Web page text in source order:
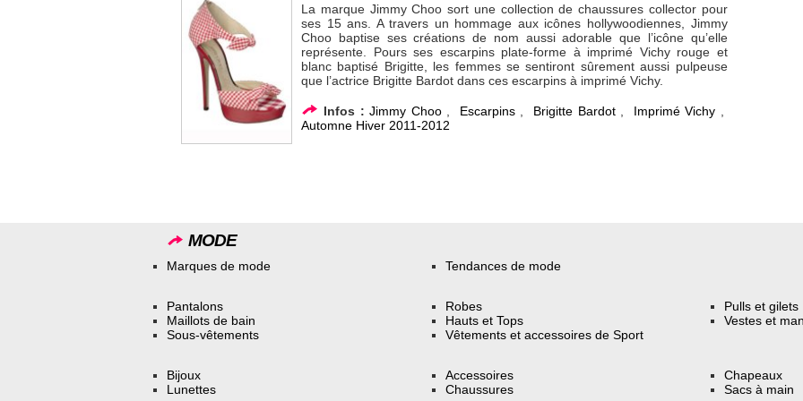
La marque Jimmy Choo sort une collection de chaussures collector pour
ses 15 ans. A travers un hommage aux icônes hollywoodiennes, Jimmy
Choo baptise ses créations de nom aussi adorable que l’icône qu’elle
représente. Pours ses escarpins plate-forme à imprimé Vichy rouge et
blanc baptisé Brigitte, les femmes se sentiront sûrement aussi pulpeuse
que l’actrice Brigitte Bardot dans ces escarpins à imprimé Vichy.
Infos : Jimmy Choo, Escarpins, Brigitte Bardot, Imprimé Vichy
Automne Hiver 2011-2012
MODE
Marques de mode Tendances de mode
Pantalons
Maillots de bain
Sous-vêtements
Robes
Hauts et Tops
Vêtements et accessoires de Sport
Pulls et gilets
Vestes et
Bijoux
Lunettes
Accessoires
Chaussures
Chapeaux
Sacs à main